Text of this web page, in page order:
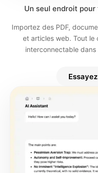
Un seul endroit
Importez des PDF,
et articles web. Tout le
interconnectable